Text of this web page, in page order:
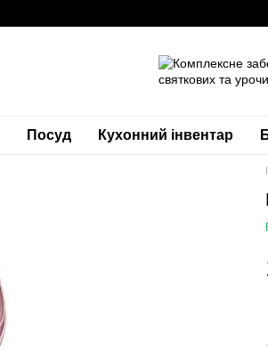
Посуд Кухонний інвентар